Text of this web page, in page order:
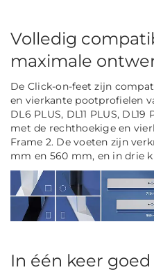
Volledig
maximale
De Click-on-feet zijn
en vierkante pootprofielen
DL6 PLUS, DL11 PLUS,
met de rechthoekige en
Frame 2. De voeten zijn
mm en 560 mm, en in drie
In één keer goed